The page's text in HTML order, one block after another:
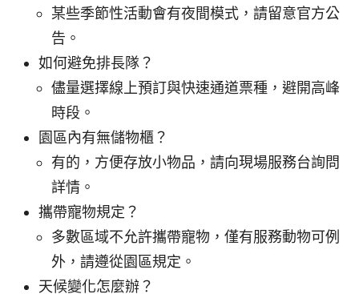
某些季節性活動會有夜間模式，請留意官方公
告。
如何避免排長隊？
儘量選擇線上預訂與快速通道票種，避開高峰
時段。
園區內有無儲物櫃？
有的，方便存放小物品，請向現場服務台詢問
詳情。
攜帶寵物規定？
多數區域不允許攜帶寵物，僅有服務動物可例
外，請遵從園區規定。
天候變化怎麼辦？